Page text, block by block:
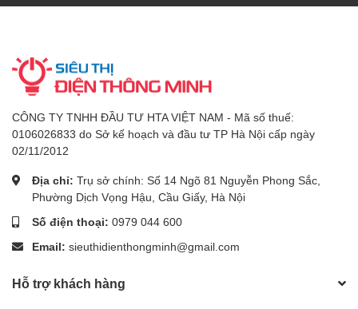
CÔNG TY TNHH ĐẦU TƯ HTA VIỆT NAM - Mã số thuế:
0106026833 do Sở kế hoạch và đầu tư TP Hà Nội cấp ngày
02/11/2012
Địa chỉ: Trụ sở chính: Số 14 Ngõ 81 Nguyễn Phong Sắc,
Phường Dịch Vọng Hậu, Cầu Giấy, Hà Nội
Số điện thoại: 0979 044 600
Email: sieuthidienthongminh@gmail.com
Hỗ trợ khách hàng